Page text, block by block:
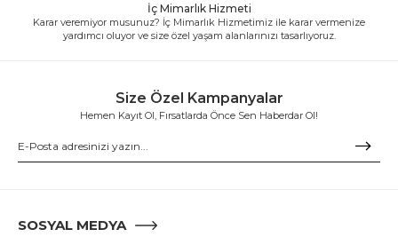
İç Mimarlık Hizmeti
Karar veremiyor musunuz? İç Mimarlık Hizmetimiz ile karar vermenize
yardımcı oluyor ve size özel yaşam alanlarınızı tasarlıyoruz.
Size Özel Kampanyalar
Hemen Kayıt Ol, Fırsatlarda Önce Sen Haberdar Ol!
SOSYAL MEDYA